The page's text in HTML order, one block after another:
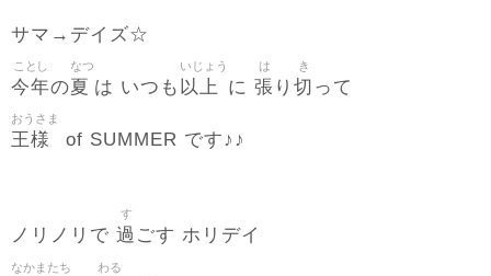
サマ→デイズ☆
今年
ことし
の夏
なつ
は いつも 以上
いじょう
に 張
は
り 切
き
って
王様
おうさま
of SUMMER です♪♪
ノリノリで 過
す
ごす ホリデイ
なかまたち わる